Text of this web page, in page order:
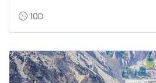
10D